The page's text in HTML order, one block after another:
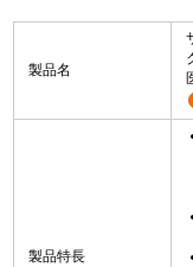
製品名
製品特長